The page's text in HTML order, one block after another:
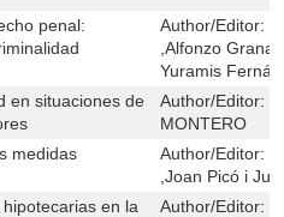
penal:
Author/Editor:
,Alfonzo
Yuramis
en situaciones de
Author/Editor:
MONTERO
medidas
Author/Editor:
,Joan Picó i
en la
Author/Editor: